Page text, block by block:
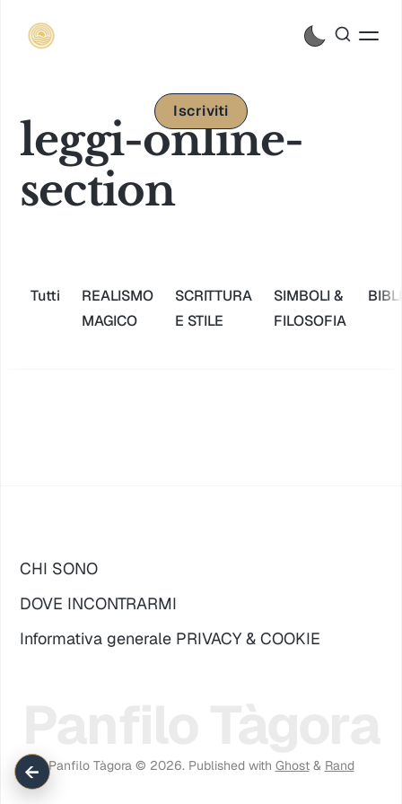
Iscriviti
leggi-online-
section
Tutti
REALISMO
MAGICO
SCRITTURA
E STILE
SIMBOLI &
FILOSOFIA
CHI SONO
DOVE INCONTRARMI
Informativa generale PRIVACY & COOKIE
Panfilo Tàgora © 2026. Published with Ghost& Rand
←